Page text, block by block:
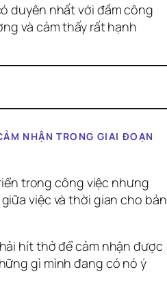
duyên nhất với đầm công
và cảm thấy rất hạnh
NHẬN TRONG GIAI ĐOẠN
trong công việc nhưng
việc và thời gian cho bản
hít thở để cảm nhận được
gì mình đang có nó ý